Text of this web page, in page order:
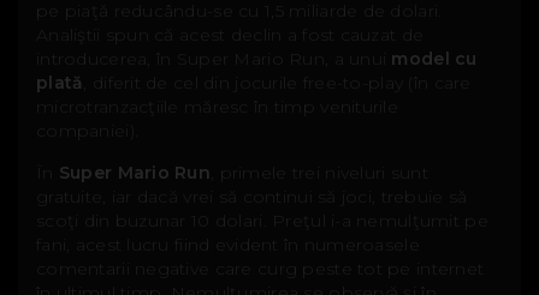
pe piaţă reducându-se cu 1,5 miliarde de dolari.
Analiştii spun că acest declin a fost cauzat de
introducerea, în Super Mario Run, a unui model cu
plată
, diferit de cel din jocurile free-to-play (în care
microtranzacţiile măresc în timp veniturile
companiei).
Super Mario Run , primele trei niveluri sunt
gratuite, iar dacă vrei să continui să joci, trebuie să
scoţi din buzunar 10 dolari. Preţul i-a nemulţumit pe
fani, acest lucru fiind evident în numeroasele
comentarii negative care curg peste tot pe internet